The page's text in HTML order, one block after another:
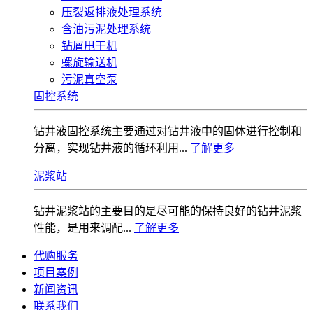
压裂返排液处理系统
含油污泥处理系统
钻屑甩干机
螺旋输送机
污泥真空泵
固控系统
钻井液固控系统‌主要通过对钻井液中的固体进行控制和
分离，实现钻井液的循环利用... 了解更多
泥浆站
钻井泥浆站的主要目的是尽可能的保持良好的钻井泥浆
性能，是用来调配... 了解更多
代购服务
项目案例
新闻资讯
联系我们